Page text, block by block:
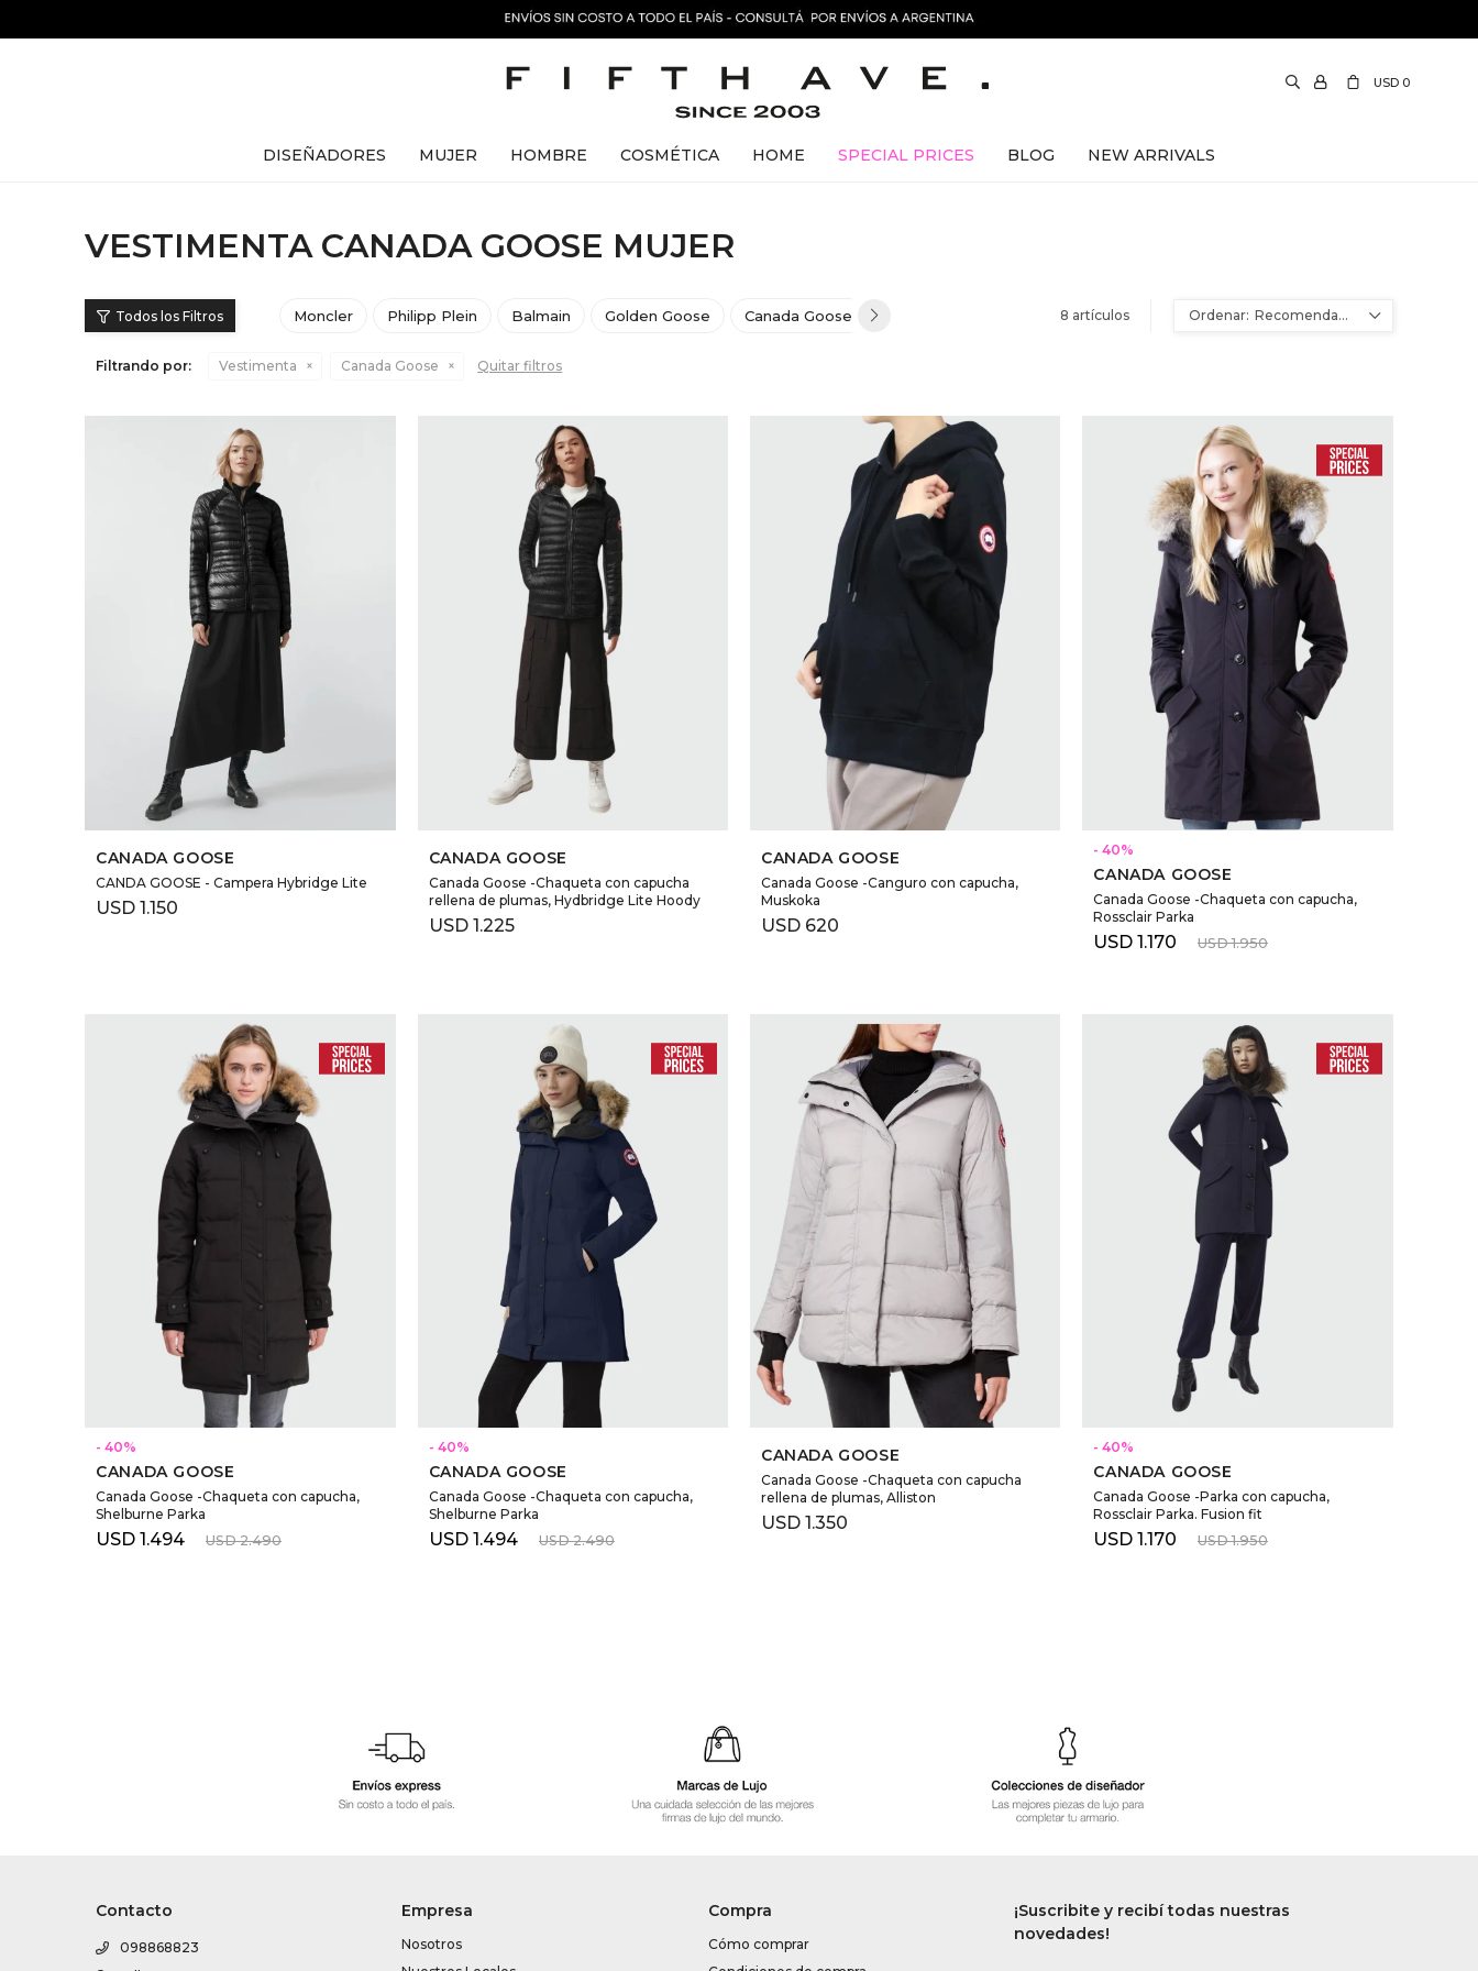
DISEÑADORES MUJER HOMBRE COSMÉTICA HOME SPECIAL PRICES BLOG NEW ARRIVALS
USD 0
VESTIMENTA CANADA GOOSE MUJER
Moncler Philipp Plein Balmain Golden Goose Canada Goose Theory Ami Paris
8 artículos Recomendados
Filtrando por: Vestimenta Canada Goose Quitar filtros
SELECCIONAR TALLE
CANADA GOOSE
CANDA GOOSE - Campera Hybridge Lite
USD 1.150
SELECCIONAR TALLE
CANADA GOOSE
Canada Goose -Chaqueta con capucha
rellena de plumas, Hydbridge Lite Hoody
USD 1.225
SELECCIONAR TALLE
CANADA GOOSE
Canada Goose -Canguro con capucha,
Muskoka
USD 620
SELECCIONAR TALLE
40
CANADA GOOSE
Canada Goose -Chaqueta con capucha,
Rossclair Parka
USD 1.170 USD 1.950
SELECCIONAR TALLE
40
CANADA GOOSE
Canada Goose -Chaqueta con capucha,
Shelburne Parka
USD 1.494 USD 2.490
SELECCIONAR TALLE
40
CANADA GOOSE
Canada Goose -Chaqueta con capucha,
Shelburne Parka
USD 1.494 USD 2.490
SELECCIONAR TALLE
CANADA GOOSE
Canada Goose -Chaqueta con capucha
rellena de plumas, Alliston
USD 1.350
SELECCIONAR TALLE
40
CANADA GOOSE
Canada Goose -Parka con capucha,
Rossclair Parka. Fusion fit
USD 1.170 USD 1.950
Contacto
098868823
Empresa
Nosotros
Compra
Cómo comprar
¡Suscribite y recibí todas nuestras
novedades!